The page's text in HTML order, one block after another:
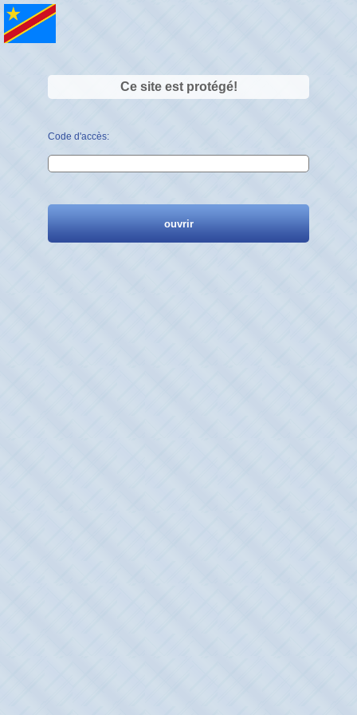
Ce site est protégé!
Code d'accès: